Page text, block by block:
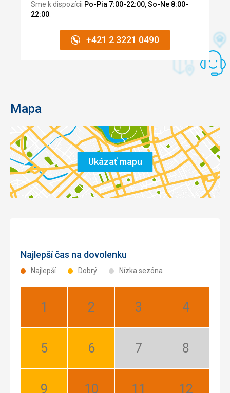
kurt, posilovna a masáže. Vyzkoušeli jsme masáže, které
jsou sice dražší (cca 3000 kč), ale je to celá hodina včetně
Táto recenzia bola preložená automaticky pomocou
Sme k dispozícii Po-Pia 7:00-22:00, So-Ne 8:00-
22:00.
+421 2 3221 0490
Mapa
Ukázať mapu
Najlepší čas na dovolenku
Najlepší Dobrý Nízka sezóna
Január:
Február:
Marec:
Apríl:
Máj:
Jún:
Júl:
August: